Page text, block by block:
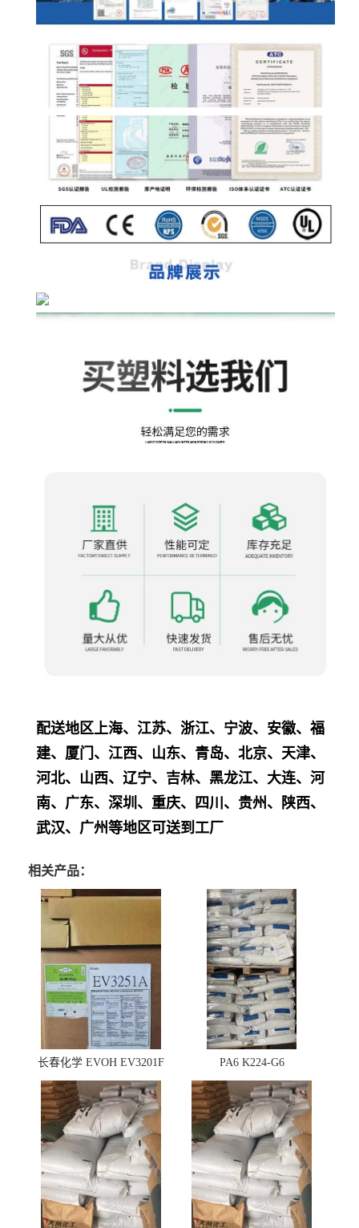
配送地区上海、江苏、浙江、宁波、安徽、福
建、厦门、江西、山东、青岛、北京、天津、
河北、山西、辽宁、吉林、黑龙江、大连、河
南、广东、深圳、重庆、四川、贵州、陕西、
武汉、广州等地区可送到工厂
相关产品：
长春化学 EVOH EV3201F PA6 K224-G6